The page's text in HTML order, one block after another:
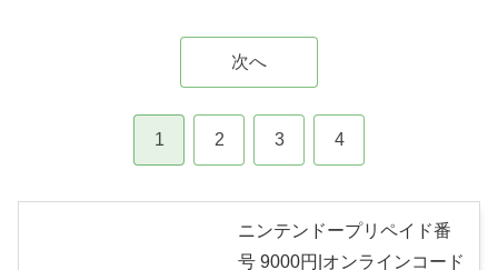
次へ
1 2 3 4
ニンテンドープリペイド番
号 9000円|オンラインコード